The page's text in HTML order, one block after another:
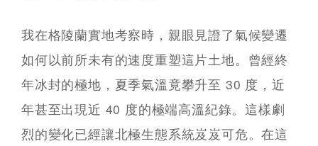
我在格陵蘭實地考察時，親眼見證了氣候變遷
如何以前所未有的速度重塑這片土地。曾經終
年冰封的極地，夏季氣溫竟攀升至 30 度，近
年甚至出現近 40 度的極端高溫紀錄。這樣劇
烈的變化已經讓北極生態系統岌岌可危。在這